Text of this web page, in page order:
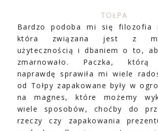
TOŁPA
Bardzo podoba mi się filozofia
która związana jest z
użytecznością i dbaniem o to,
zmarnowało. Paczka, którą
naprawdę sprawiła mi wiele
od Tołpy zapakowane były w
na magnes, które możemy
wiele sposobów, choćby do
rzeczy czy zapakowania